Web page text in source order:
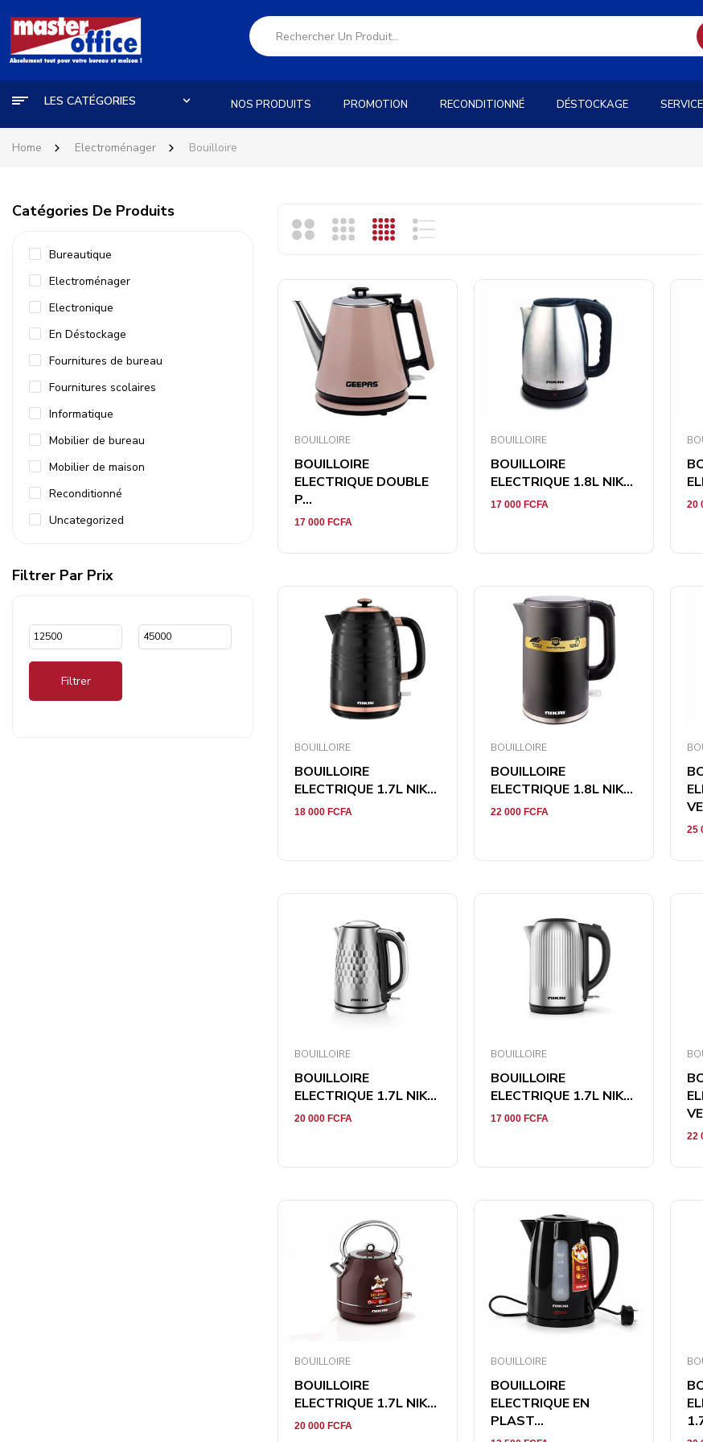
LES CATÉGORIES NOS PRODUITS PROMOTION RECONDITIONNÉ DÉSTOCKAGE
Home Electroménager Bouilloire
Catégories De Produits
Bureautique
Electroménager
Electronique
En Déstockage
Fournitures de bureau
Fournitures scolaires
Informatique
Mobilier de bureau
Mobilier de maison
Reconditionné
Uncategorized
Filtrer Par Prix
Filtrer
BOUILLOIRE
BOUILLOIRE
ELECTRIQUE DOUBLE
P...
17 000 FCFA
BOUILLOIRE
BOUILLOIRE
ELECTRIQUE 1.8L NIK...
17 000 FCFA 20
BOUILLOIRE
BOUILLOIRE
ELECTRIQUE 1.7L NIK...
18 000 FCFA
BOUILLOIRE
BOUILLOIRE
ELECTRIQUE 1.8L NIK...
22 000 FCFA
25
BOUILLOIRE
BOUILLOIRE
ELECTRIQUE 1.7L NIK...
20 000 FCFA
BOUILLOIRE
BOUILLOIRE
ELECTRIQUE 1.7L NIK...
17 000 FCFA
22
BOUILLOIRE
BOUILLOIRE
ELECTRIQUE 1.7L NIK...
20 000 FCFA
BOUILLOIRE
BOUILLOIRE
ELECTRIQUE EN
PLAST...